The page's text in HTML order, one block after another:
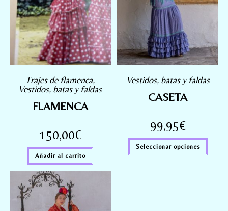
Trajes de flamenca,
Vestidos, batas y faldas
FLAMENCA
150,00€
Añadir al carrito
Vestidos, batas y faldas
CASETA
99,95€
Seleccionar opciones